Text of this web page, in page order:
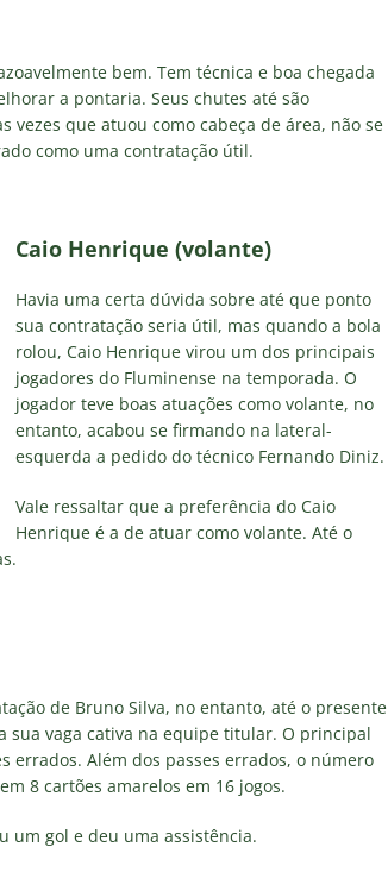
bem. Tem técnica e boa chegada
a pontaria. Seus chutes até são
vezes que atuou como cabeça de área, não se
como uma contratação útil.
Caio Henrique (volante)
Havia uma certa dúvida sobre até que ponto
sua contratação seria útil, mas quando a bola
rolou, Caio Henrique virou um dos principais
jogadores do Fluminense na temporada. O
jogador teve boas atuações como volante, no
entanto, acabou se firmando na lateral-
esquerda a pedido do técnico Fernando Diniz.
Vale ressaltar que a preferência do Caio
Henrique é a de atuar como volante. Até o
de Bruno Silva, no entanto, até o presente
sua vaga cativa na equipe titular. O principal
errados. Além dos passes errados, o número
8 cartões amarelos em 16 jogos.
um gol e deu uma assistência.